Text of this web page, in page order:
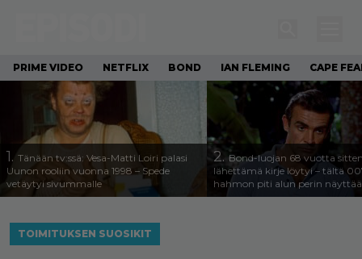
PRIME VIDEO NETFLIX BOND IAN FLEMING CAPE
1. Tänään tv:ssä: Vesa-Matti Loiri palasi
Uunon rooliin vuonna 1998 – Spede
vetäytyi sivummalle
2.Bond-luojan 68 vuotta
lähettämä kirje löytyi – tältä
hahmon piti alun perin näyttää
TOIMITUKSEN SUOSIKIT